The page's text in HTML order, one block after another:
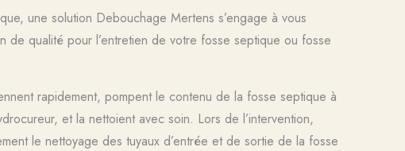
une solution Debouchage Mertens s’engage à vous
de qualité pour l’entretien de votre fosse septique ou fosse
rapidement, pompent le contenu de la fosse septique à
et la nettoient avec soin. Lors de l’intervention,
le nettoyage des tuyaux d’entrée et de sortie de la fosse